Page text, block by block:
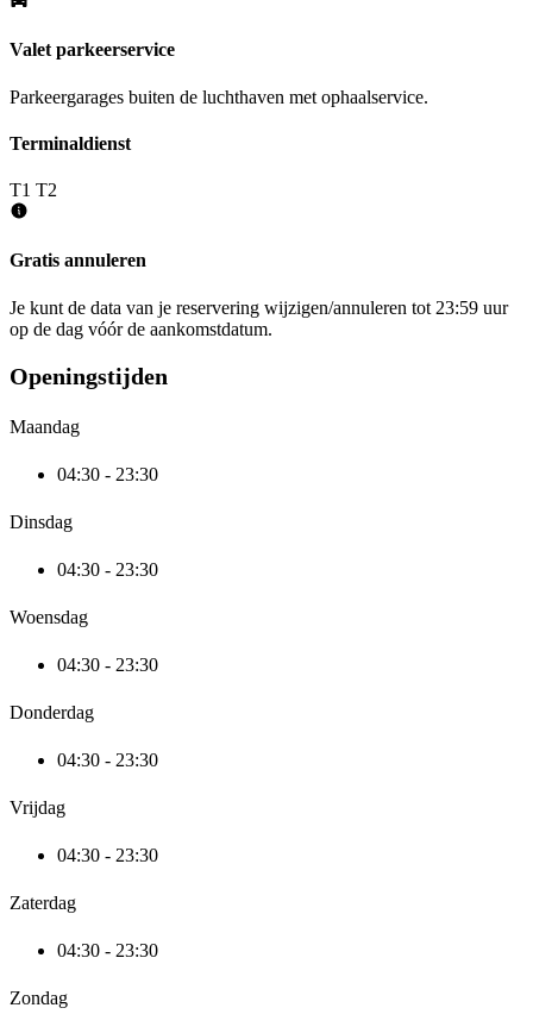
Valet parkeerservice
Parkeergarages buiten de luchthaven met ophaalservice.
Terminaldienst
T1 T2
Gratis annuleren
Je kunt de data van je reservering wijzigen/annuleren tot 23:59 uur
op de dag vóór de aankomstdatum.
Openingstijden
Maandag
04:30 - 23:30
Dinsdag
04:30 - 23:30
Woensdag
04:30 - 23:30
Donderdag
04:30 - 23:30
Vrijdag
04:30 - 23:30
Zaterdag
04:30 - 23:30
Zondag